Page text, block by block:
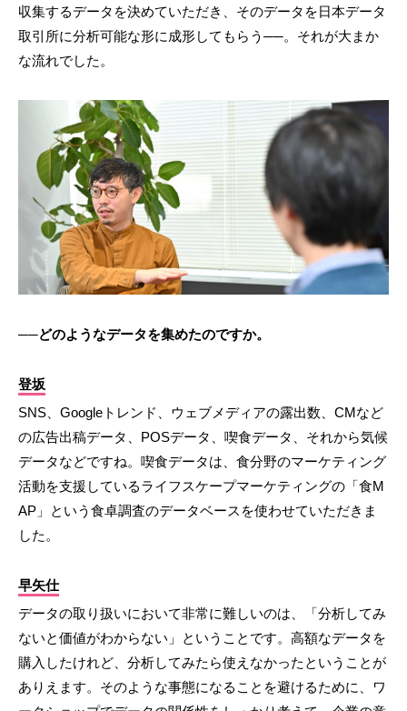
収集するデータを決めていただき、そのデータを日本データ
取引所に分析可能な形に成形してもらう──。それが大まか
な流れでした。
──どのようなデータを集めたのですか。
登坂
SNS、Googleトレンド、ウェブメディアの露出数、CMなど
の広告出稿データ、POSデータ、喫食データ、それから気候
データなどですね。喫食データは、食分野のマーケティング
活動を支援しているライフスケープマーケティングの「食M
AP」という食卓調査のデータベースを使わせていただきま
した。
早矢仕
データの取り扱いにおいて非常に難しいのは、「分析してみ
ないと価値がわからない」ということです。高額なデータを
購入したけれど、分析してみたら使えなかったということが
ありえます。そのような事態になることを避けるために、ワ